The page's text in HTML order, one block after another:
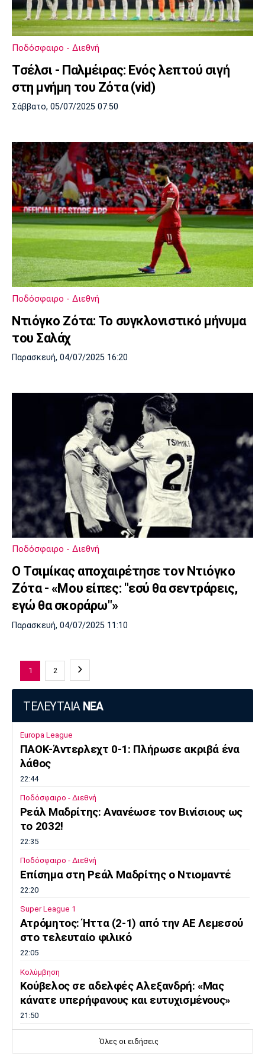
Ποδόσφαιρο - Διεθνή
Τσέλσι - Παλμέιρας: Ενός λεπτού σιγή
στη μνήμη του Ζότα (vid)
Σάββατο, 05/07/2025 07:50
Ποδόσφαιρο - Διεθνή
Ντιόγκο Ζότα: Το συγκλονιστικό μήνυμα
του Σαλάχ
Παρασκευή, 04/07/2025 16:20
Ποδόσφαιρο - Διεθνή
Ο Τσιμίκας αποχαιρέτησε τον Ντιόγκο
Ζότα - «Μου είπες: "εσύ θα σεντράρεις,
εγώ θα σκοράρω"»
Παρασκευή, 04/07/2025 11:10
1 2
ΤΕΛΕΥΤΑΙΑ ΝΕΑ
Europa League
ΠΑΟΚ-Άντερλεχτ 0-1: Πλήρωσε ακριβά ένα
λάθος
22:44
Ποδόσφαιρο - Διεθνή
Ρεάλ Μαδρίτης: Ανανέωσε τον Βινίσιους ως
το 2032!
22:35
Ποδόσφαιρο - Διεθνή
Επίσημα στη Ρεάλ Μαδρίτης ο Ντιομαντέ
22:20
Super League 1
Ατρόμητος: Ήττα (2-1) από την ΑΕ Λεμεσού
στο τελευταίο φιλικό
22:05
Κολύμβηση
Κούβελος σε αδελφές Αλεξανδρή: «Μας
κάνατε υπερήφανους και ευτυχισμένους»
21:50
Ο Ζορζίνιο στον Πανσερραϊκό
Όλες οι ειδήσεις